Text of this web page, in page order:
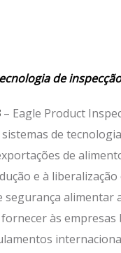
de
– Eagle Product
de
de
e à
alimentar
às